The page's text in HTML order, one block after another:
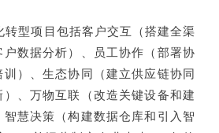
转型项目包括客户交互（搭建全渠
数据分析）、员工协作（部署协
）、生态协同（建立供应链协同
、万物互联（改造关键设备和建
慧决策（构建数据仓库和引入智